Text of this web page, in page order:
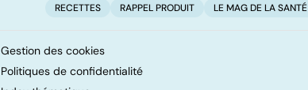
RECETTES RAPPEL PRODUIT LE MAG DE LA SANTÉ
Gestion des cookies
Politiques de confidentialité